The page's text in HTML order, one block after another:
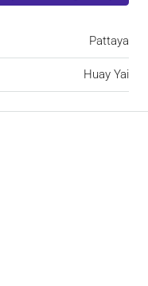
Pattaya
Huay Yai